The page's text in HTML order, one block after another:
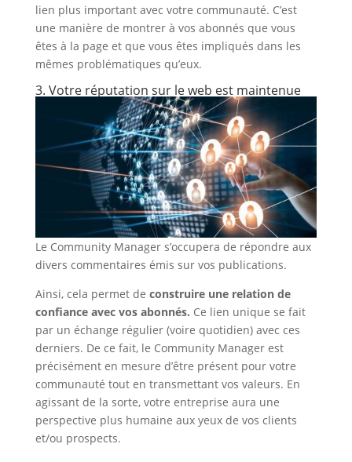
lien plus important avec votre communauté. C’est
une manière de montrer à vos abonnés que vous
êtes à la page et que vous êtes impliqués dans les
mêmes problématiques qu’eux.
3. Votre réputation sur le web est maintenue
Le Community Manager s’occupera de répondre aux
divers commentaires émis sur vos publications.
Ainsi, cela permet de construire une relation de
confiance avec vos abonnés. Ce lien unique se fait
par un échange régulier (voire quotidien) avec ces
derniers. De ce fait, le Community Manager est
précisément en mesure d’être présent pour votre
communauté tout en transmettant vos valeurs. En
agissant de la sorte, votre entreprise aura une
perspective plus humaine aux yeux de vos clients
et/ou prospects.